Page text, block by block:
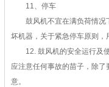
11、停车
鼓风机不宜在满负荷情况
坏机器，关于紧急停车原则，
12. 鼓风机的安全运行及使
应注意任何事故的苗子，除
意。